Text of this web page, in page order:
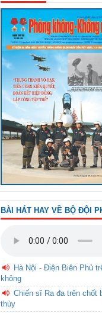
BÀI HÁT HAY VỀ BỘ ĐỘI
Hà Nội - Điện Biên Phủ
không
Chiến sĩ Ra đa trên chốt
thùy